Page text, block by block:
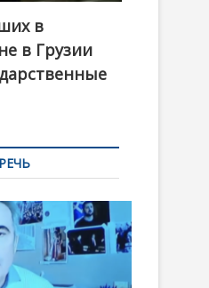
в
в Грузии